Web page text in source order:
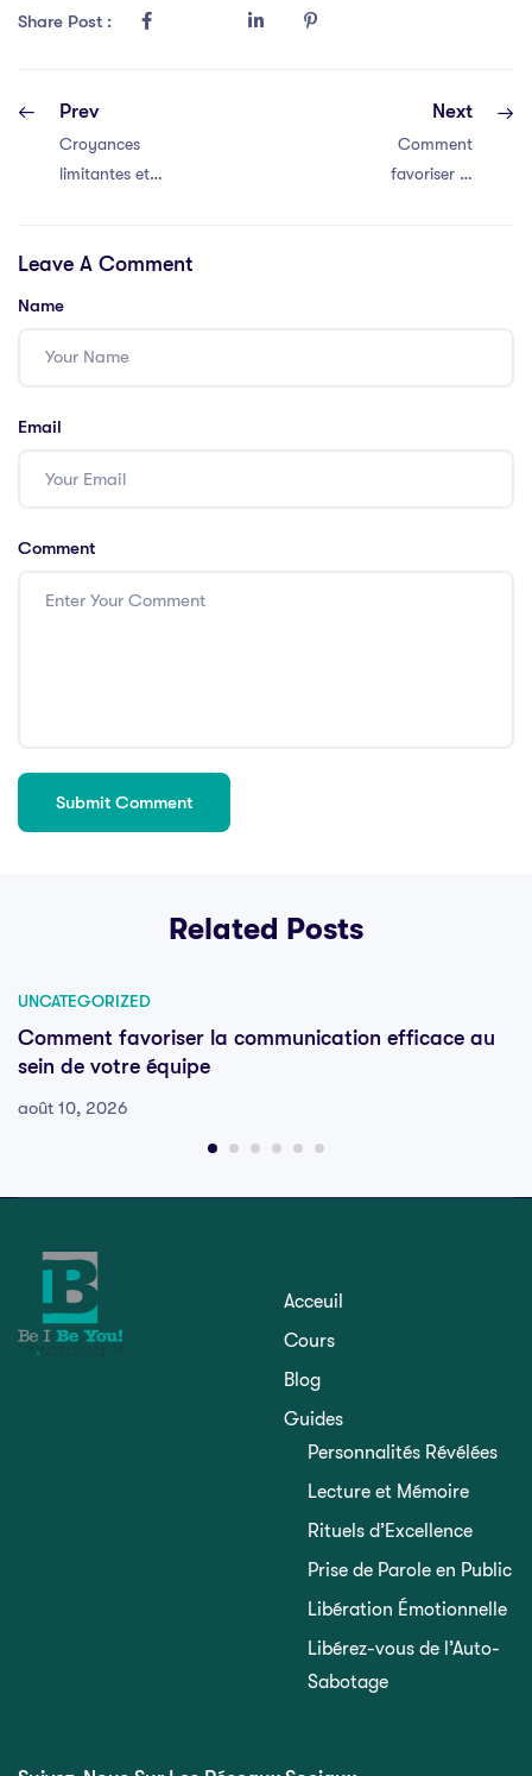
Share Post :
Prev
Croyances
limitantes et
Next
Comment
favoriser la
Leave A Comment
Name
Email
Comment
Related Posts
UNCATEGORIZED
Comment favoriser la communication efficace au
sein de votre équipe
août 10, 2026
Acceuil
Cours
Blog
Guides
Personnalités Révélées
Lecture et Mémoire
Rituels d’Excellence
Prise de Parole en Public
Libération Émotionnelle
Libérez-vous de l’Auto-
Sabotage